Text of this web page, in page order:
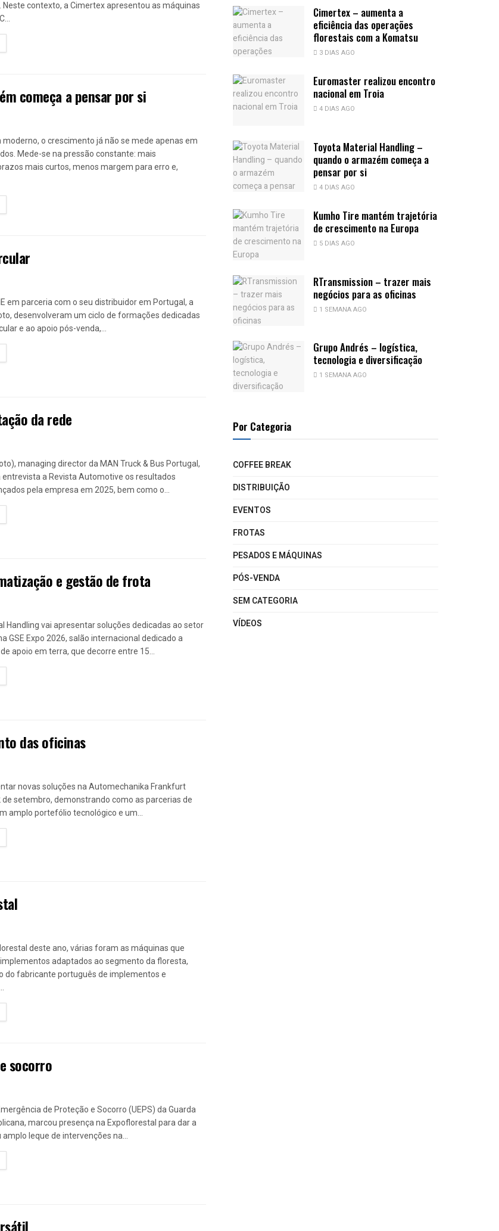
Neste contexto, a Cimertex apresentou as máquinas
começa a pensar por si
moderno, o crescimento já não se mede apenas em
Mede-se na pressão constante: mais
mais curtos, menos margem para erro e,
em parceria com o seu distribuidor em Portugal, a
desenvolveram um ciclo de formações dedicadas
e ao apoio pós-venda,...
da rede
managing director da MAN Truck & Bus Portugal,
a Revista Automotive os resultados
pela empresa em 2025, bem como o...
e gestão de frota
Handling vai apresentar soluções dedicadas ao setor
GSE Expo 2026, salão internacional dedicado a
apoio em terra, que decorre entre 15...
das oficinas
novas soluções na Automechanika Frankfurt
de setembro, demonstrando como as parcerias de
amplo portefólio tecnológico e um...
deste ano, várias foram as máquinas que
adaptados ao segmento da floresta,
do fabricante português de implementos e
socorro
de Proteção e Socorro (UEPS) da Guarda
marcou presença na Expoflorestal para dar a
amplo leque de intervenções na...
Cimertex – aumenta a
eficiência das operações
florestais com a Komatsu
3 DIAS AGO
Euromaster realizou encontro
nacional em Troia
4 DIAS AGO
Toyota Material Handling –
quando o armazém começa a
pensar por si
4 DIAS AGO
Kumho Tire mantém trajetória
de crescimento na Europa
5 DIAS AGO
RTransmission – trazer mais
negócios para as oficinas
1 SEMANA AGO
Grupo Andrés – logística,
tecnologia e diversificação
1 SEMANA AGO
Por Categoria
COFFEE BREAK
DISTRIBUIÇÃO
EVENTOS
FROTAS
PESADOS E MÁQUINAS
PÓS-VENDA
SEM CATEGORIA
VÍDEOS